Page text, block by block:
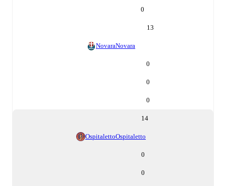
0
13
NovaraNovara
0
0
0
14
OspitalettoOspitaletto
0
0